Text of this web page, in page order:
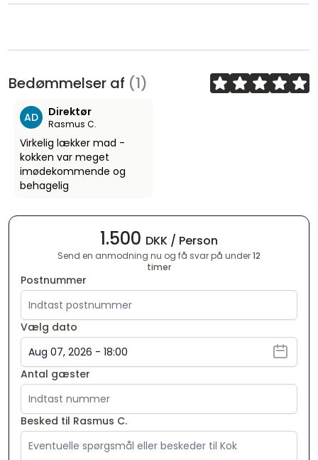
Bedømmelser af (1)
AD Direktør
Rasmus C.
Virkelig lækker mad -
kokken var meget
imødekommende og
behagelig
1.500 DKK / Person
Send en anmodning nu og få svar på under12
timer
Postnummer
Vælg dato
Antal gæster
Besked til Rasmus C.